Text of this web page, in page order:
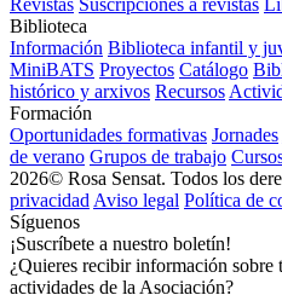
Biblioteca
Información Biblioteca infantil y
MiniBATS Proyectos Catálogo
histórico y arxivos Recursos
Formación
Oportunidades formativas Jornades
de verano Grupos de trabajo
2026© Rosa Sensat. Todos los
privacidad Aviso legal Política de
Síguenos
¡Suscríbete a nuestro boletín!
¿Quieres recibir información sobre
actividades de la Asociación?